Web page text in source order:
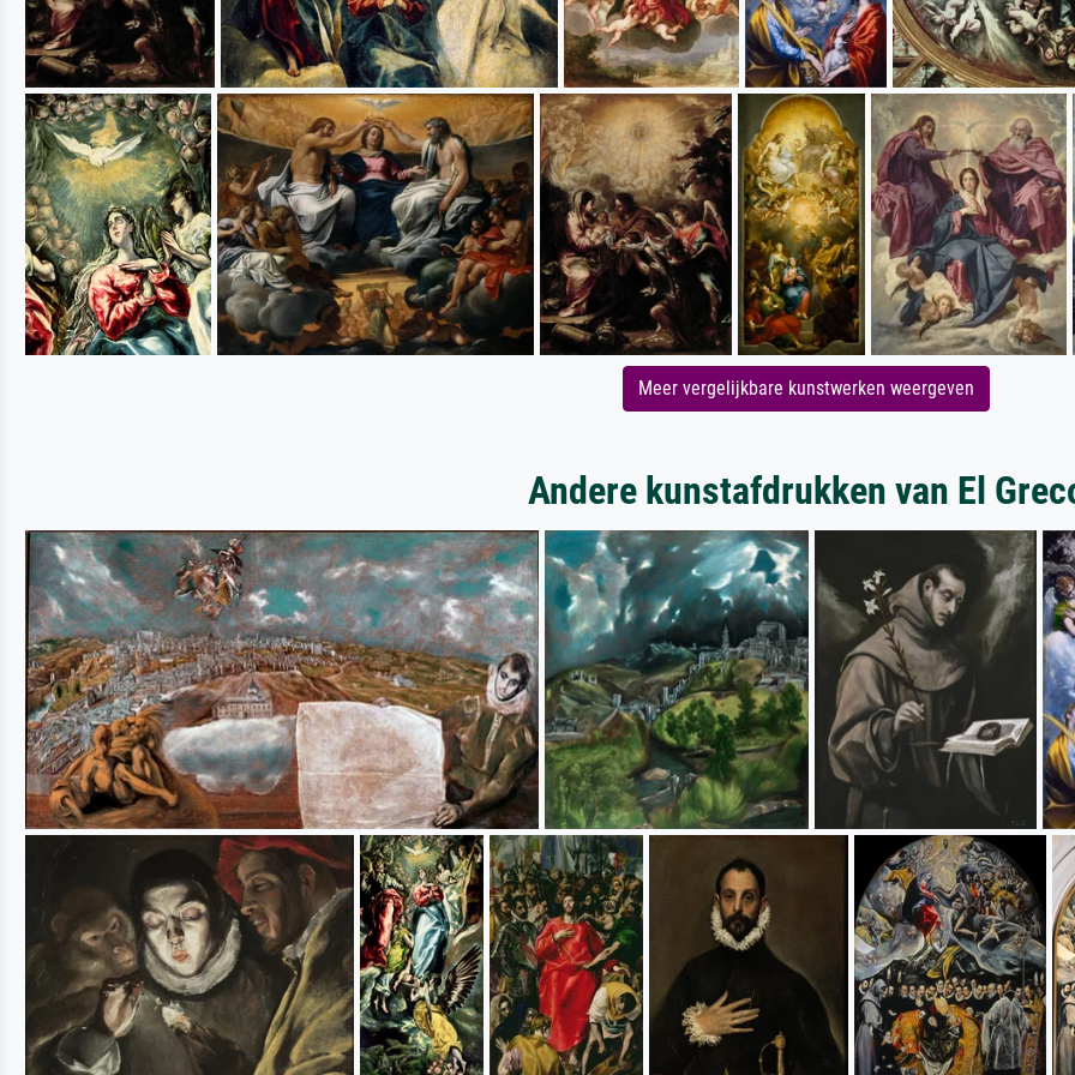
Meer vergelijkbare kunstwerken weergeven
Andere kunstafdrukken van El